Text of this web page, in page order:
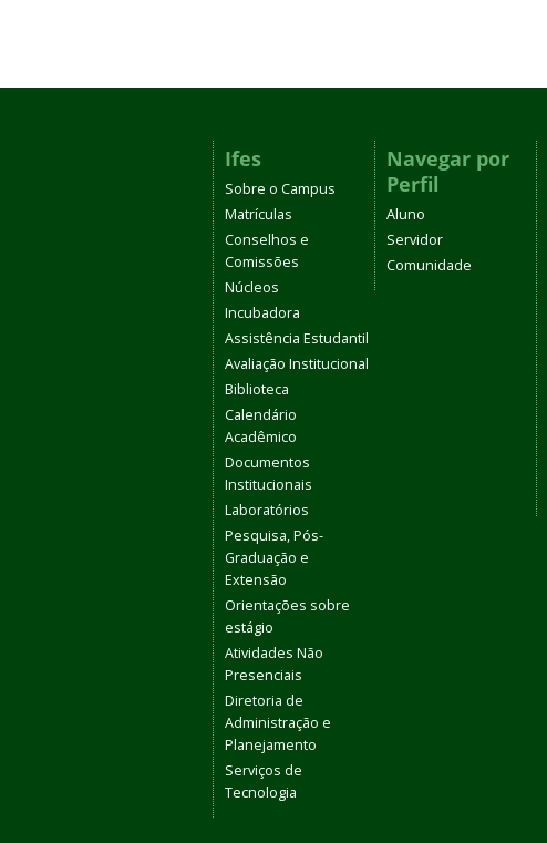
Ifes
Sobre o Campus
Matrículas
Conselhos e
Comissões
Núcleos
Incubadora
Assistência Estudantil
Avaliação Institucional
Biblioteca
Calendário
Acadêmico
Documentos
Institucionais
Laboratórios
Pesquisa, Pós-
Graduação e
Extensão
Orientações sobre
estágio
Atividades Não
Presenciais
Diretoria de
Administração e
Planejamento
Serviços de
Tecnologia
Navegar por
Perfil
Aluno
Servidor
Comunidade